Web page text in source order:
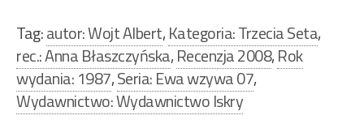
Tag:autor: Wojt Albert,Kategoria: Trzecia Seta,
rec.: Anna Błaszczyńska,Recenzja 2008,Rok
wydania: 1987,Seria: Ewa wzywa 07,
Wydawnictwo: Wydawnictwo Iskry